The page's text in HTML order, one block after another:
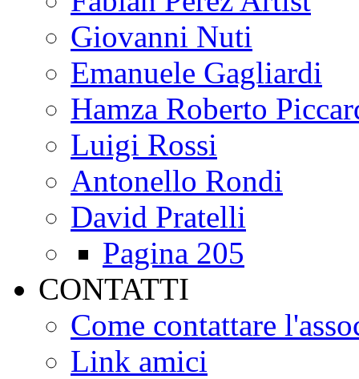
Giovanni Nuti
Emanuele Gagliardi
Hamza Roberto
Luigi Rossi
Antonello Rondi
David Pratelli
Pagina 205
CONTATTI
Come contattare
Link amici